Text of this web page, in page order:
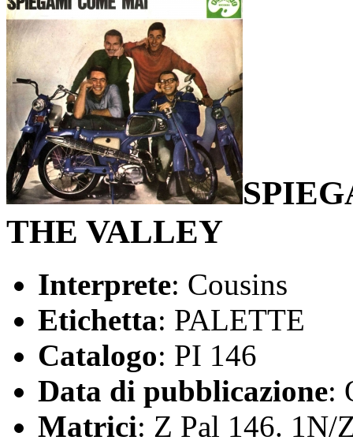
THE VALLEY
Interprete: Cousins
Etichetta: PALETTE
Catalogo: PI 146
Data di pubblicazione:
Matrici: Z Pal 146. 1N/